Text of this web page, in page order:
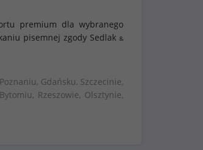
premium dla wybranego
pisemnej zgody Sedlak &
Gdańsku, Szczecinie,
Rzeszowie, Olsztynie,